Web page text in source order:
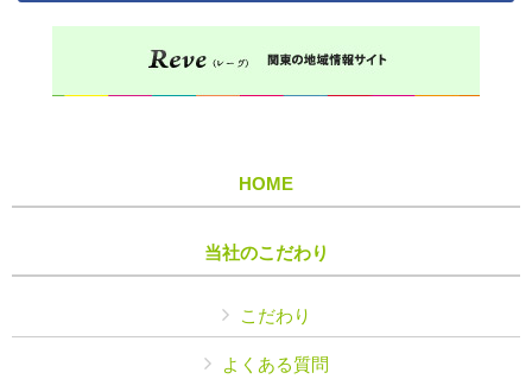
HOME
当社のこだわり
こだわり
よくある質問